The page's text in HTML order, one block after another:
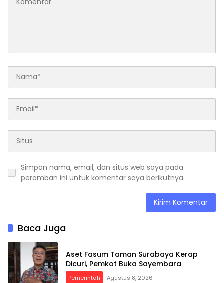
Simpan nama, email, dan situs web saya pada
peramban ini untuk komentar saya berikutnya.
Baca Juga
Aset Fasum Taman Surabaya Kerap
Dicuri, Pemkot Buka Sayembara
Pemerintah Agustus 8, 2026